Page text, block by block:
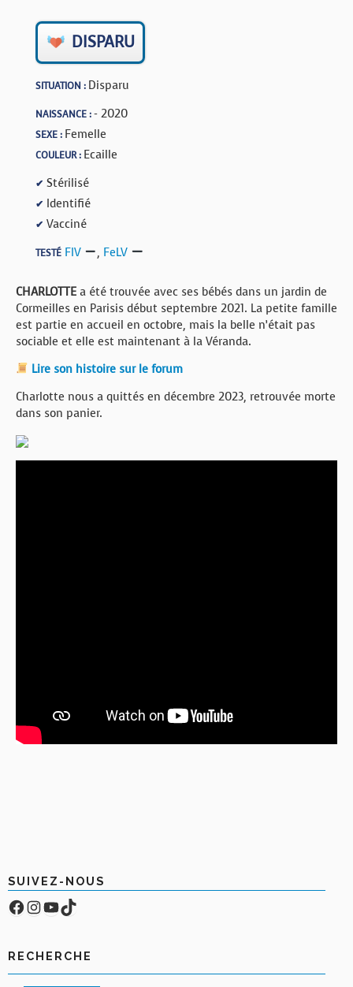
DISPARU
SITUATION : Disparu
NAISSANCE :- 2020
SEXE : Femelle
COULEUR : Ecaille
✔ Stérilisé
✔ Identifié
✔ Vacciné
TESTÉ FIV , FeLV
CHARLOTTE a été trouvée avec ses bébés dans un jardin de
Cormeilles en Parisis début septembre 2021. La petite famille
est partie en accueil en octobre, mais la belle n’était pas
sociable et elle est maintenant à la Véranda.
Lire son histoire sur le forum
Charlotte nous a quittés en décembre 2023, retrouvée morte
dans son panier.
SUIVEZ-NOUS
Facebook
Compte Instagram
YouTube
TikTok
RECHERCHE